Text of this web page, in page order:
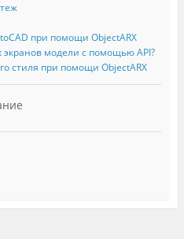
при помощи ObjectARX
экранов модели с помощью API?
стиля при помощи ObjectARX